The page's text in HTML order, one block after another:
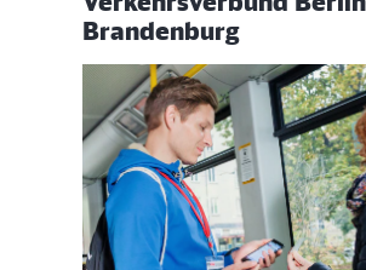
Brandenburg